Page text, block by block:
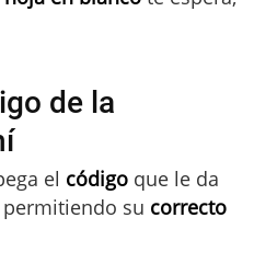
de la
el código que le da
su correcto